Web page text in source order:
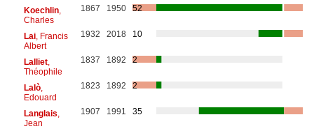
Koechlin,
Charles
1867 1950 52
Lai, Francis
Albert
1932 2018 10
Lalliet,
Théophile
1837 1892 2
Lalò,
Edouard
1823 1892 2
Langlais
Jean
1907 1991 35